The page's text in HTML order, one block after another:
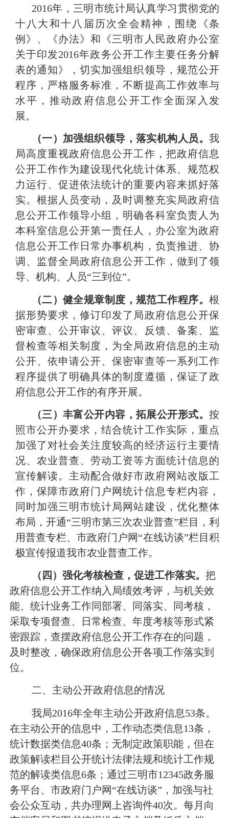
2016年，三明市统计局认真学习贯彻党的
十八大和十八届历次全会精神，围绕《条
例》、《办法》和《三明市人民政府办公室
关于印发2016年政务公开工作主要任务分解
表的通知》，切实加强组织领导，规范公开
程序，严格服务标准，不断提高工作效率与
水平，推动政府信息公开工作全面深入发
展。
（一）加强组织领导，落实机构人员。 我
局高度重视政府信息公开工作，把政府信息
公开工作作为建设现代化统计体系、规范权
力运行、促进依法统计的重要内容来抓好落
实。根据人员变动，及时调整充实局政府信
息公开工作领导小组，明确各科室负责人为
本科室信息公开第一责任人，办公室为政府
信息公开工作日常办事机构，负责推进、协
调、监督全局政府信息公开工作，做到了领
导、机构、人员“三到位”。
（二）健全规章制度，规范工作程序。 根
据形势要求，修订印发了局政府信息公开保
密审查、公开审议、评议、反馈、备案、监
督检查等相关制度，为全局政府信息的主动
公开、依申请公开、保密审查等一系列工作
程序提供了明确具体的制度遵循，保证了政
府信息公开工作的有序开展。
（三）丰富公开内容，拓展公开形式。 按
照市公开办要求，结合统计工作实际，重点
加强了对社会关注度较高的经济运行主要情
况、农业普查、劳动工资等方面统计信息的
宣传解读。主动配合做好市政府网站改版工
作，保障市政府门户网统计信息专栏内容，
同时加强三明市统计局网站建设，优化整体
布局，开通“三明市第三次农业普查”栏目，利
用普查专栏、市政府门户网“在线访谈”栏目积
极宣传报道我市农业普查工作。
（四）强化考核检查，促进工作落实。 把
政府信息公开工作纳入局绩效考评，与机关效
能、统计业务工作同部署、同落实、同考核，
采取专项督查、日常检查、年度考核等形式紧
密跟踪，查摆政府信息公开工作存在的问题，
及时整改，确保政府信息公开各项工作落实到
位。
二、主动公开政府信息的情况
我局2016年全年主动公开政府信息53条。
在主动公开的信息中，工作动态类信息13条，
统计数据类信息40条；无制定政策职能，但在
政策解读栏目公开统计法律法规和统计工作规
范的解读类信息6条；通过三明市12345政务服
务平台、市政府门户网“在线访谈”，加强与社
会公众互动，共办理网上咨询件40次。每月向